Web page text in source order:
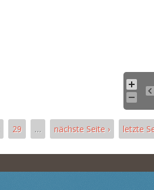
29 … nächste Seite › letzte